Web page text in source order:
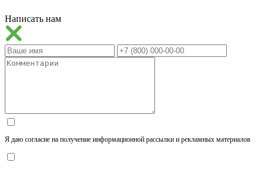
Написать нам
Я даю согласие на получение информационной рассылки и рекламных материалов